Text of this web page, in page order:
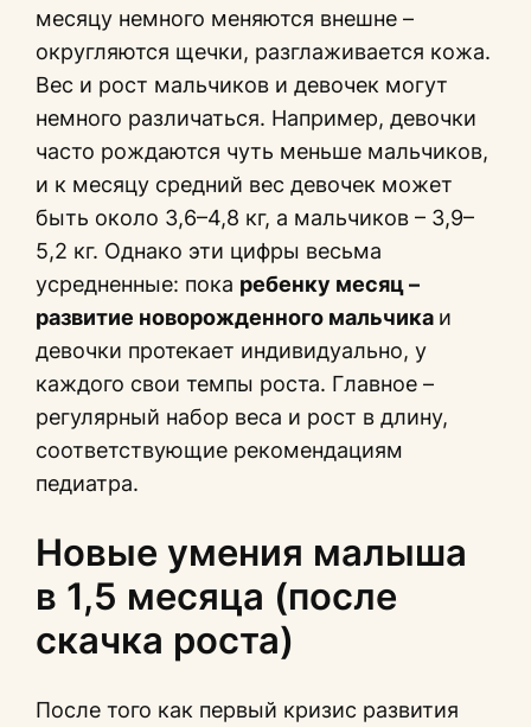
месяцу немного меняются внешне –
округляются щечки, разглаживается кожа.
Вес и рост мальчиков и девочек могут
немного различаться. Например, девочки
часто рождаются чуть меньше мальчиков,
и к месяцу средний вес девочек может
быть около 3,6–4,8 кг, а мальчиков – 3,9–
5,2 кг. Однако эти цифры весьма
усредненные: пока ребенку месяц –
развитие новорожденного мальчика и
девочки протекает индивидуально, у
каждого свои темпы роста. Главное –
регулярный набор веса и рост в длину,
соответствующие рекомендациям
педиатра.
Новые умения малыша
в 1,5 месяца (после
скачка роста)
После того как первый кризис развития